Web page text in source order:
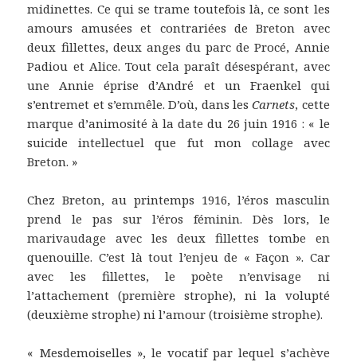
midinettes. Ce qui se trame toutefois là, ce sont les
amours amusées et contrariées de Breton avec
deux fillettes, deux anges du parc de Procé, Annie
Padiou et Alice. Tout cela paraît désespérant, avec
une Annie éprise d’André et un Fraenkel qui
s’entremet et s’emmêle. D’où, dans lesCarnets, cette
marque d’animosité à la date du 26 juin 1916 : « le
suicide intellectuel que fut mon collage avec
Breton. »
Chez Breton, au printemps 1916, l’éros masculin
prend le pas sur l’éros féminin. Dès lors, le
marivaudage avec les deux fillettes tombe en
quenouille. C’est là tout l’enjeu de « Façon ». Car
avec les fillettes, le poète n’envisage ni
l’attachement (première strophe), ni la volupté
(deuxième strophe) ni l’amour (troisième strophe).
« Mesdemoiselles », le vocatif par lequel s’achève